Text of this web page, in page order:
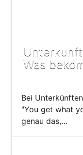
Was
Bei
"You get what
genau das,…